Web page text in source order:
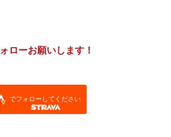
ーお願いします！
でフォローしてください